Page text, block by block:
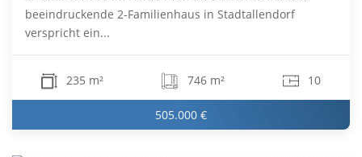
beeindruckende 2-Familienhaus in Stadtallendorf
verspricht ein...
235 m² 746 m² 10
505.000 €